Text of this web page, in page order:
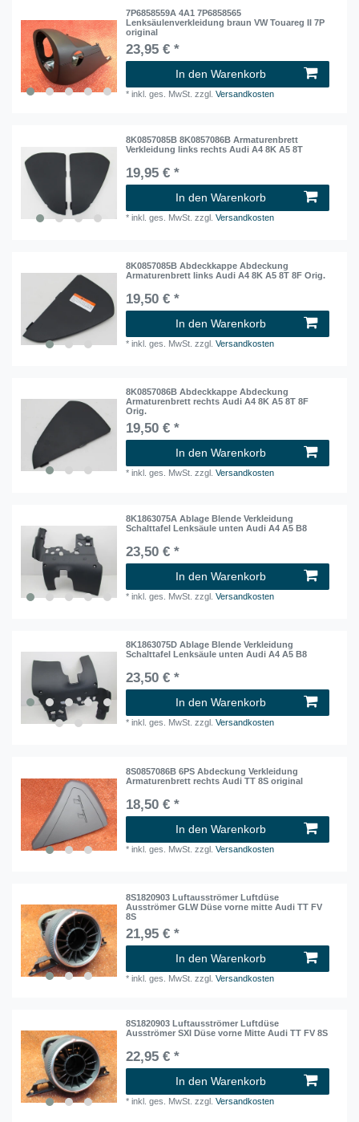
7P6858559A 4A1 7P6858565
Lenksäulenverkleidung braun VW Touareg II 7P
original
23,95 € *
In den Warenkorb
*inkl. ges. MwSt. zzgl.Versandkosten
8K0857085B 8K0857086B Armaturenbrett
Verkleidung links rechts Audi A4 8K A5 8T
19,95 € *
In den Warenkorb
*inkl. ges. MwSt. zzgl.Versandkosten
8K0857085B Abdeckkappe Abdeckung
Armaturenbrett links Audi A4 8K A5 8T 8F Orig.
19,50 € *
In den Warenkorb
*inkl. ges. MwSt. zzgl.Versandkosten
8K0857086B Abdeckkappe Abdeckung
Armaturenbrett rechts Audi A4 8K A5 8T 8F
Orig.
19,50 € *
In den Warenkorb
*inkl. ges. MwSt. zzgl.Versandkosten
8K1863075A Ablage Blende Verkleidung
Schalttafel Lenksäule unten Audi A4 A5 B8
23,50 € *
In den Warenkorb
*inkl. ges. MwSt. zzgl.Versandkosten
8K1863075D Ablage Blende Verkleidung
Schalttafel Lenksäule unten Audi A4 A5 B8
23,50 € *
In den Warenkorb
*inkl. ges. MwSt. zzgl.Versandkosten
8S0857086B 6PS Abdeckung Verkleidung
Armaturenbrett rechts Audi TT 8S original
18,50 € *
In den Warenkorb
*inkl. ges. MwSt. zzgl.Versandkosten
8S1820903 Luftausströmer Luftdüse
Ausströmer GLW Düse vorne mitte Audi TT FV
8S
21,95 € *
In den Warenkorb
*inkl. ges. MwSt. zzgl.Versandkosten
8S1820903 Luftausströmer Luftdüse
Ausströmer SXI Düse vorne Mitte Audi TT FV 8S
22,95 € *
In den Warenkorb
*inkl. ges. MwSt. zzgl.Versandkosten